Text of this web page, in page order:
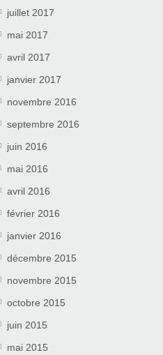
juillet 2017
mai 2017
avril 2017
janvier 2017
novembre 2016
septembre 2016
juin 2016
mai 2016
avril 2016
février 2016
janvier 2016
décembre 2015
novembre 2015
octobre 2015
juin 2015
mai 2015